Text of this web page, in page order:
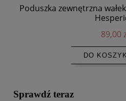
Poduszka zewnętrzna
89,00
DO
Sprawdź teraz